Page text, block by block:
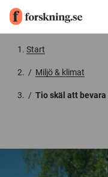
Start
/ Miljö & klimat
/ Tio skäl att